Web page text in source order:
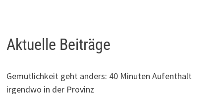
Aktuelle Beiträge
Gemütlichkeit geht anders: 40 Minuten Aufenthalt
irgendwo in der Provinz